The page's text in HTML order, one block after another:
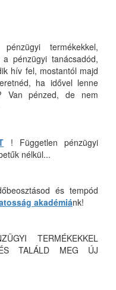
termékekkel,
pénzügyi tanácsadód,
hív fel, mostantól majd
ha idővel lenne
Van pénzed, de nem
! Független pénzügyi
nélkül...
és tempód
akadémiánk!
TERMÉKEKKEL
TALÁLD MEG ÚJ